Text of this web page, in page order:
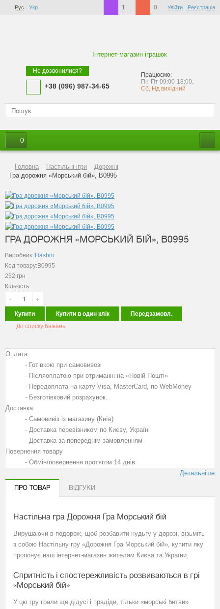
1 0 Увійти Реєстрація
Рус Укр
Інтернет-магазин іграшок
Не дозвонилися?
+38 (096) 987-34-65
Працюємо:
Пн-Пт 09:00-18:00,
Сб, Нд вихідний
0
Головна Настільні ігри
Дорожні
Гра дорожня «Морський бій», B0995
ГРА ДОРОЖНЯ «МОРСЬКИЙ БІЙ», B0995
Виробник: Hasbro
Код товару:B0995
252 грн
Кількість:
-
+
Купити Купити в один клік
Передзамовл.
До списку бажань
Оплата
- Готівкою при самовивозі
- Післяоплатою при отриманні на «Новій Пошті»
- Передоплата на карту Visa, MasterCard, по WebMoney
- Безготівковий розрахунок.
Доставка
- Самовивіз із магазину (Київ)
- Доставка перевізником по Києву, Україні
- Доставка за попереднім замовленням
Повернення товару
- Обмін/повернення протягом 14 днів.
Детальніше
ПРО ТОВАР
ВІДГУКИ
Настільна гра Дорожня Гра Морський бій
Вирушаючи в подорож, щоб розбавити нудьгу у дорозі, візьміть
з собою Настільну гру «Дорожня Гра Морський бій», купити яку
пропонує наш інтернет-магазин жителям Києва та України.
Спритність і спостережливість розвиваються в грі
«Морський бій»
У цю гру грали ще дідусі і прадіди, тільки «морські битви»